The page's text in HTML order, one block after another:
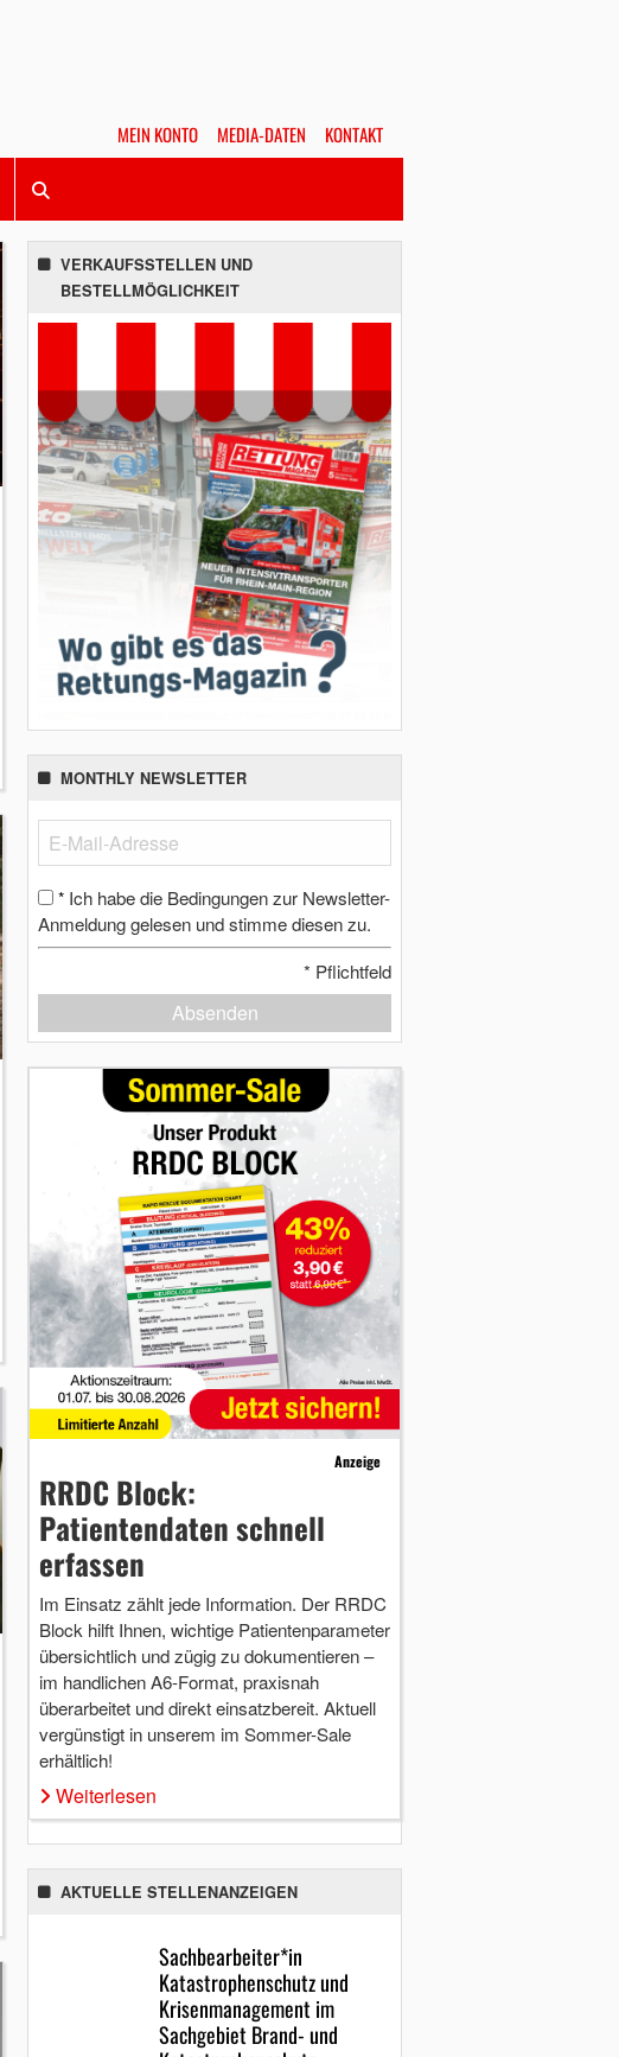
MEIN KONTO MEDIA-DATEN KONTAKT
VERKAUFSSTELLEN UND
BESTELLMÖGLICHKEIT
MONTHLY NEWSLETTER
* Ich habe die Bedingungen zur Newsletter-
Anmeldung gelesen und stimme diesen zu.
* Pflichtfeld
Absenden
Anzeige
RRDC Block:
Patientendaten schnell
erfassen
Im Einsatz zählt jede Information. Der RRDC
Block hilft Ihnen, wichtige Patientenparameter
übersichtlich und zügig zu dokumentieren –
im handlichen A6-Format, praxisnah
überarbeitet und direkt einsatzbereit. Aktuell
vergünstigt in unserem im Sommer-Sale
erhältlich!
Weiterlesen
AKTUELLE STELLENANZEIGEN
Sachbearbeiter*in
Katastrophenschutz und
Krisenmanagement im
Sachgebiet Brand- und